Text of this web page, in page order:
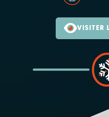
VISITER